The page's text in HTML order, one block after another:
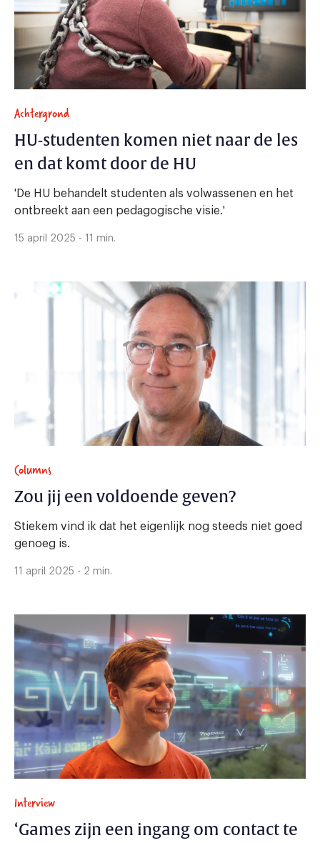
Achtergrond
HU-studenten komen niet naar de les
en dat komt door de HU
'De HU behandelt studenten als volwassenen en het
ontbreekt aan een pedagogische visie.'
15 april 2025 - 11 min.
Columns
Zou jij een voldoende geven?
Stiekem vind ik dat het eigenlijk nog steeds niet goed
genoeg is.
11 april 2025 - 2 min.
Interview
‘Games zijn een ingang om contact te